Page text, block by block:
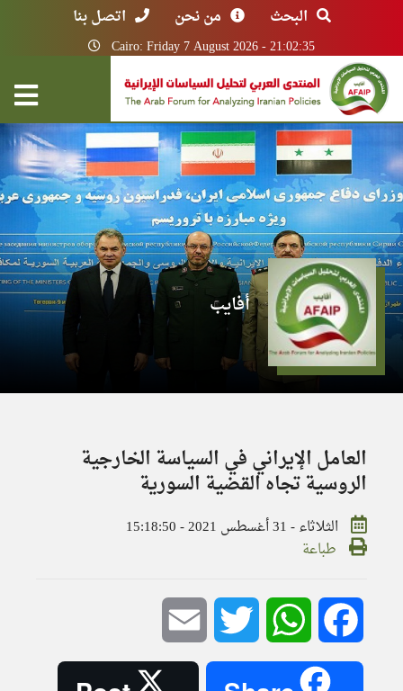
البحث من نحن اتصل بنا
Cairo: Friday 7 August 2026 - 21:02:35
أفايب
العامل الإيراني في السياسة الخارجية
الروسية تجاه القضية السورية
الثلاثاء - 31 أغسطس 2021 - 15:18:50
طباعة
Facebook
WhatsApp
Twitter